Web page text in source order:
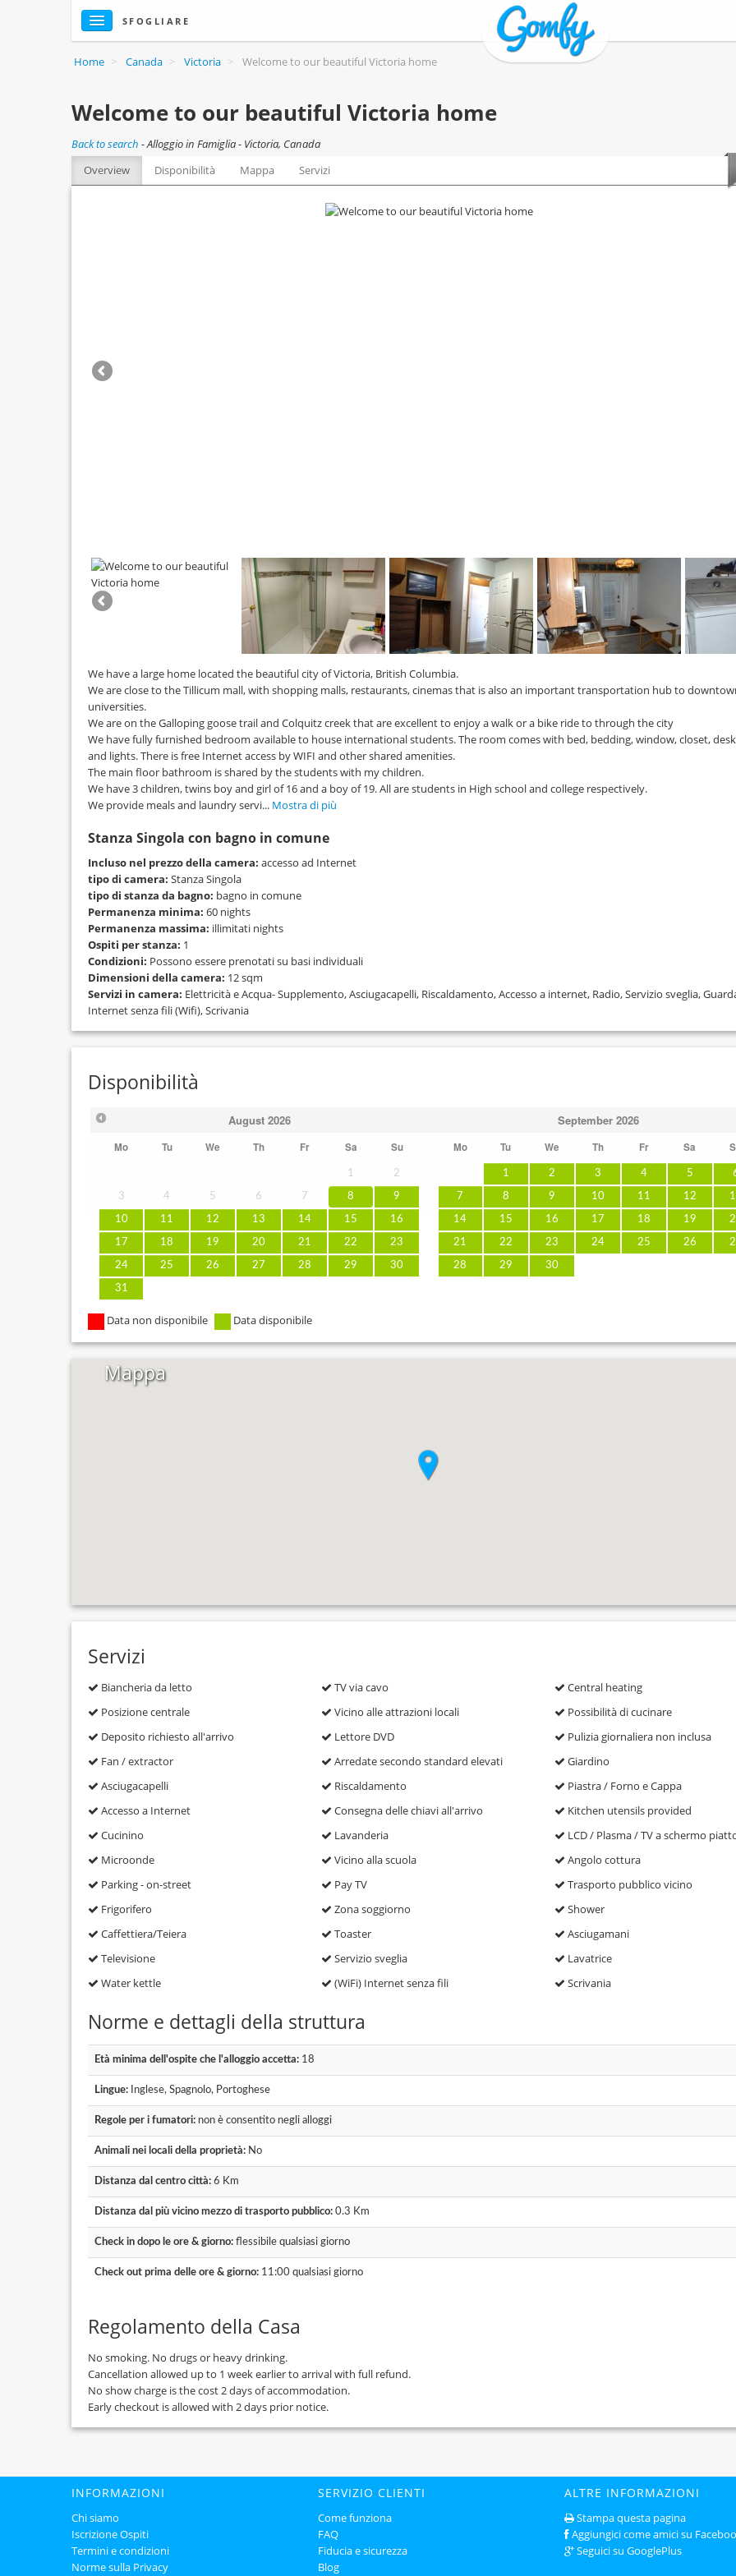
SFOGLIARE
Home > Canada > Victoria > Welcome to our beautiful Victoria home
Welcome to our beautiful Victoria home
Back to search -Alloggio in Famiglia - Victoria, Canada
Overview
Disponibilità Mappa Servizi
We have a large home located the beautiful city of Victoria, British Columbia.
We are close to the Tillicum mall, with shopping malls, restaurants, cinemas that is also an important transportation hub to
universities.
We are on the Galloping goose trail and Colquitz creek that are excellent to enjoy a walk or a bike ride to through the city
We have fully furnished bedroom available to house international students. The room comes with bed, bedding, window, closet,
and lights. There is free Internet access by WIFI and other shared amenities.
The main floor bathroom is shared by the students with my children.
We have 3 children, twins boy and girl of 16 and a boy of 19. All are students in High school and college respectively.
We provide meals and laundry servi... Mostra di più
Stanza Singola con bagno in comune
Incluso nel prezzo della camera: accesso ad Internet
tipo di camera: Stanza Singola
tipo di stanza da bagno: bagno in comune
Permanenza minima: 60 nights
Permanenza massima: illimitati nights
Ospiti per stanza: 1
Condizioni: Possono essere prenotati su basi individuali
Dimensioni della camera: 12 sqm
Servizi in camera: Elettricità e Acqua- Supplemento, Asciugacapelli, Riscaldamento, Accesso a internet, Radio, Servizio sveglia,
Internet senza fili (Wifi), Scrivania
Disponibilità
August 2026
Mo Tu We Th Fr Sa Su
1 2
3 4 5 6 7 8 9
10 11 12 13 14 15 16
17 18 19 20 21 22 23
24 25 26 27 28 29 30
31
September 2026
Mo Tu We Th Fr Sa
1 2 3 4 5
7 8 9 10 11 12
14 15 16 17 18 19
21 22 23 24 25 26
28 29 30
Data non disponibile Data disponibile
Mappa
Servizi
Biancheria da letto TV via cavo
Central heating
Posizione centrale
Vicino alle attrazioni locali
Possibilità di cucinare
Deposito richiesto all'arrivo
Lettore DVD
Pulizia giornaliera non inclusa
Fan / extractor
Arredate secondo standard elevati
Giardino
Asciugacapelli
Riscaldamento
Piastra / Forno e Cappa
Accesso a Internet
Consegna delle chiavi all'arrivo
Kitchen utensils provided
Cucinino
Lavanderia
LCD / Plasma / TV a schermo
Microonde
Vicino alla scuola
Angolo cottura
Parking - on-street
Pay TV
Trasporto pubblico vicino
Frigorifero
Zona soggiorno
Shower
Caffettiera/Teiera
Toaster
Asciugamani
Televisione
Servizio sveglia
Lavatrice
Water kettle
(WiFi) Internet senza fili Scrivania
Norme e dettagli della struttura
Età minima dell'ospite che l'alloggio accetta: 18
Lingue: Inglese, Spagnolo, Portoghese
Regole per i fumatori: non è consentito negli alloggi
Animali nei locali della proprietà: No
Distanza dal centro città: 6 Km
Distanza dal più vicino mezzo di trasporto pubblico: 0.3 Km
Check in dopo le ore & giorno: flessibile qualsiasi giorno
Check out prima delle ore & giorno: 11:00 qualsiasi giorno
Regolamento della Casa
No smoking. No drugs or heavy drinking.
Cancellation allowed up to 1 week earlier to arrival with full refund.
No show charge is the cost 2 days of accommodation.
Early checkout is allowed with 2 days prior notice.
INFORMAZIONI
Chi siamo
Iscrizione Ospiti
Termini e condizioni
Norme sulla Privacy
SERVIZIO CLIENTI
Come funziona
FAQ
Fiducia e sicurezza
Blog
ALTRE INFORMAZIONI
Stampa questa pagina
Aggiungici come amici su
Seguici su GooglePlus